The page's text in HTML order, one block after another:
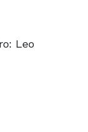
Leo